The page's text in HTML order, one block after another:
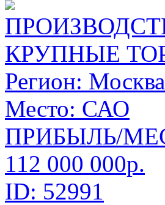
КРУПНЫЕ
Регион:
Место: САО
ПРИБЫЛЬ/
112 000 000р.
ID: 52991